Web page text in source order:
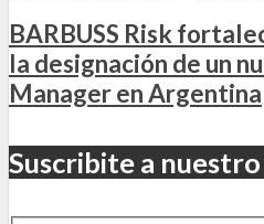
BARBUSS Risk
la designación de un
Manager en Argentina
Suscribite a